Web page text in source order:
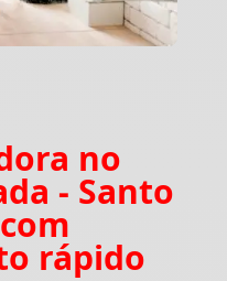
no
- Santo
rápido